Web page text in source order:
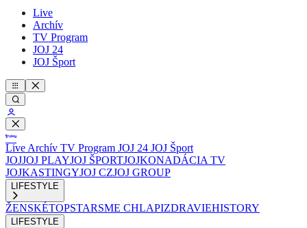
Live
Archív
TV Program
JOJ 24
JOJ Šport
Live Archív TV Program JOJ 24 JOJ Šport
JOJJOJ PLAYJOJ ŠPORTJOJKONADÁCIA TV
JOJKASTINGYJOJ CZJOJ GROUP
LIFESTYLE
ŽENSKÉTOPSTARSME CHLAPIZDRAVIEHISTORY
LIFESTYLE